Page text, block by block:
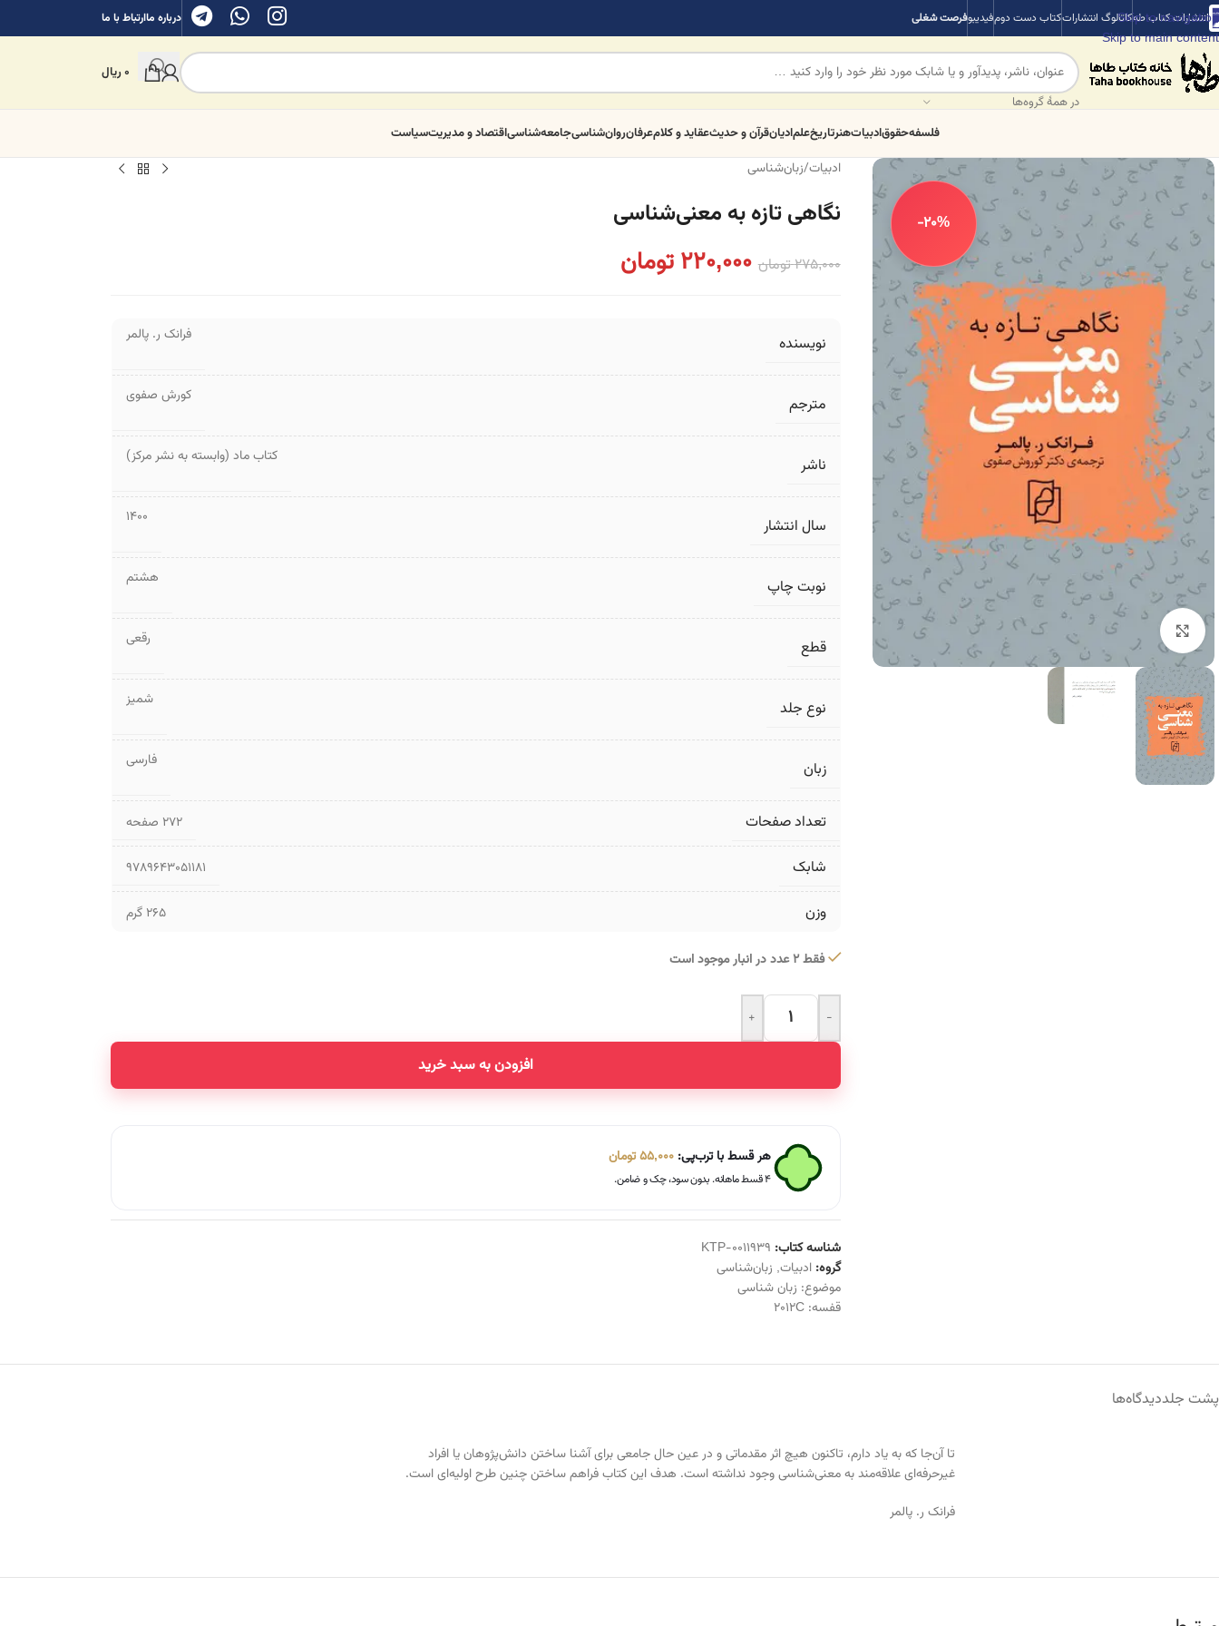
Skip to navigation
Skip to main content
انتشارات کتاب طهکاتالوگ انتشاراتکتاب دست دومفیدیبوفرصت شغلی درباره ماارتباط با ما
در همهٔ گروه‌ها
0ریال
فلسفهحقوقادبیاتهنرتاریخعلمادیانقرآن و حدیثعقاید و کلامعرفانروان‌شناسیجامعه‌شناسیاقتصاد و مدیریتسیاست
-20%
برای بزرگنمایی کلیک کنید
ادبیات/زبان‌شناسی
نگاهی تازه به معنی‌شناسی
275,000تومان 220,000 تومان
نویسنده فرانک ر. پالمر
مترجم کورش صفوی
ناشر کتاب ماد (وابسته به نشر مرکز)
سال انتشار 1400
نوبت چاپ هشتم
قطع رقعی
نوع جلد شمیز
زبان فارسی
تعداد صفحات ۲۷۲ صفحه
شابک 9789643051181
وزن 265 گرم
فقط 2 عدد در انبار موجود است
-
+
افزودن به سبد خرید
Alternative:
هر قسط با ترب‌پی:55,000تومان
۴ قسط ماهانه. بدون سود، چک و ضامن.
شناسه کتاب: KTP-0011939
گروه: ادبیات, زبان‌شناسی
موضوع: زبان شناسی
قفسه:2012C
پشت جلددیدگاه‌ها
تا آن‌جا که به یاد دارم، تاکنون هیچ اثر مقدماتی و در عین حال جامعی برای آشنا ساختن دانش‌پژوهان یا افراد
غیرحرفه‌ای علاقه‌مند به معنی‌شناسی وجود نداشته است. هدف این کتاب فراهم ساختن چنین طرح اولیه‌ای است.
فرانک ر. پالمر